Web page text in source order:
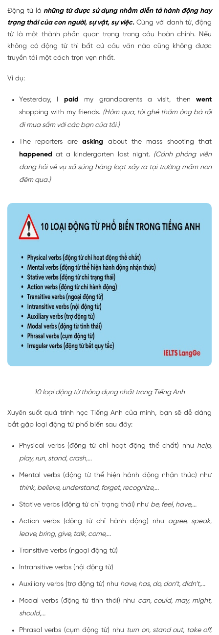
Động từ là những từ được sử dụng nhằm diễn tả hành động hay
trạng thái của con người, sự vật, sự việc. Cùng với danh từ, động
từ là một thành phần quan trọng trong câu hoàn chỉnh. Nếu
không có động từ thì bất cứ câu văn nào cũng không được
truyền tải một cách trọn vẹn nhất.
Ví dụ:
Yesterday, I paid my grandparents a visit, then went
shopping with my friends. (Hôm qua, tôi ghé thăm ông bà rồi
đi mua sắm với các bạn của tôi.)
The reporters areasking about the mass shooting that
happenedat a kindergarten last night. (Cánh phóng viên
đang hỏi về vụ xả súng hàng loạt xảy ra tại trường mầm non
đêm qua.)
10 loại động từ thông dụng nhất trong Tiếng Anh
Xuyên suốt quá trình học Tiếng Anh của mình, bạn sẽ dễ dàng
bắt gặp loại động từ phổ biến sau đây:
Physical verbs (động từ chỉ hoạt động thể chất) như help,
play, run, stand, crash,...
Mental verbs (động từ thể hiện hành động nhận thức) như
think, believe, understand, forget, recognize,...
Stative verbs (động từ chỉ trạng thái) như be, feel, have,...
Action verbs (động từ chỉ hành động) như agree, speak,
leave, bring, give, talk, come,...
Transitive verbs (ngoại động từ)
Intransitive verbs (nội động từ)
Auxiliary verbs (trợ động từ) như have, has, do, don’t, didn’t,...
Modal verbs (động từ tình thái) như can, could, may, might,
should,...
Phrasal verbs (cụm động từ) như turn on, stand out, take off,